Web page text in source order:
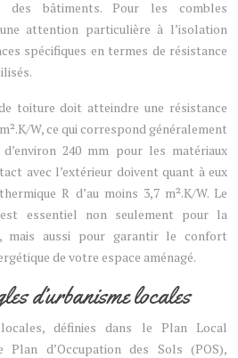
des bâtiments. Pour les combles
attention particulière à l’isolation
spécifiques en termes de résistance
toiture doit atteindre une résistance
W, ce qui correspond généralement
240 mm pour les matériaux
avec l’extérieur doivent quant à eux
R d’au moins 3,7 m².K/W. Le
essentiel non seulement pour la
mais aussi pour garantir le confort
de votre espace aménagé.
d’urbanisme locales
définies dans le Plan Local
Plan d’Occupation des Sols (POS),